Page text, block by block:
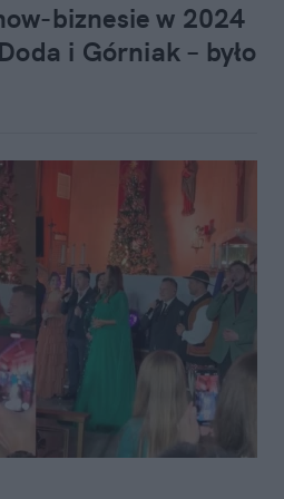
biznesie w 2024
i Górniak – było